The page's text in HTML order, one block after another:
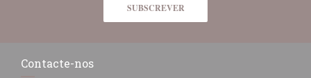
SUBSCREVER
Contacte-nos